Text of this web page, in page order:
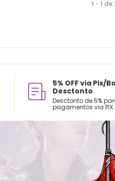
1 - 1 de 1
5% OFF via Pix/
Desctonto
Desctonto de 5%
pagamentos via PIX